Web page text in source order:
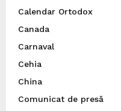
Calendar Ortodox
Canada
Carnaval
Cehia
China
Comunicat de presă